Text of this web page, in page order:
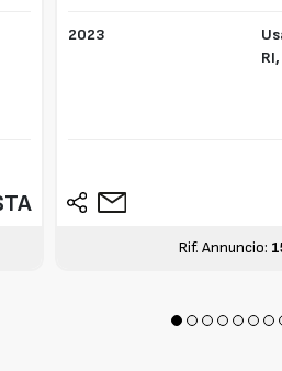
2023
RI,
Rif. Annuncio: